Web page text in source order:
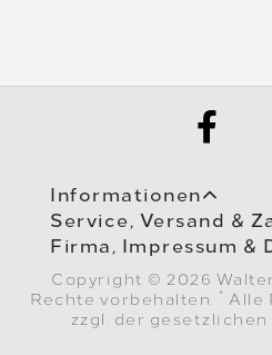
Informationen
Service, Versand &
Firma, Impressum &
Copyright © 2026
Rechte vorbehalten.
* Alle
zzgl. der